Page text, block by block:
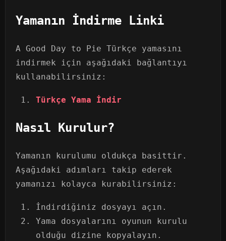
Yamanın İndirme Linki
A Good Day to Pie Türkçe yamasını
indirmek için aşağıdaki bağlantıyı
kullanabilirsiniz:
Türkçe Yama İndir
Nasıl Kurulur?
Yamanın kurulumu oldukça basittir.
Aşağıdaki adımları takip ederek
yamanızı kolayca kurabilirsiniz:
İndirdiğiniz dosyayı açın.
Yama dosyalarını oyunun kurulu
olduğu dizine kopyalayın.